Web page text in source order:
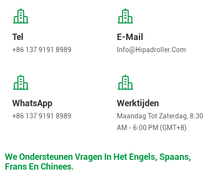
Tel
+86 137 9191 8989
E-Mail
Info@hipadroller.com
WhatsApp
+86 137 9191 8989
Werktijden
Maandag Tot Zaterdag, 8:30
AM - 6:00 PM (GMT+8)
We Ondersteunen Vragen In Het Engels, Spaans,
Frans En Chinees.